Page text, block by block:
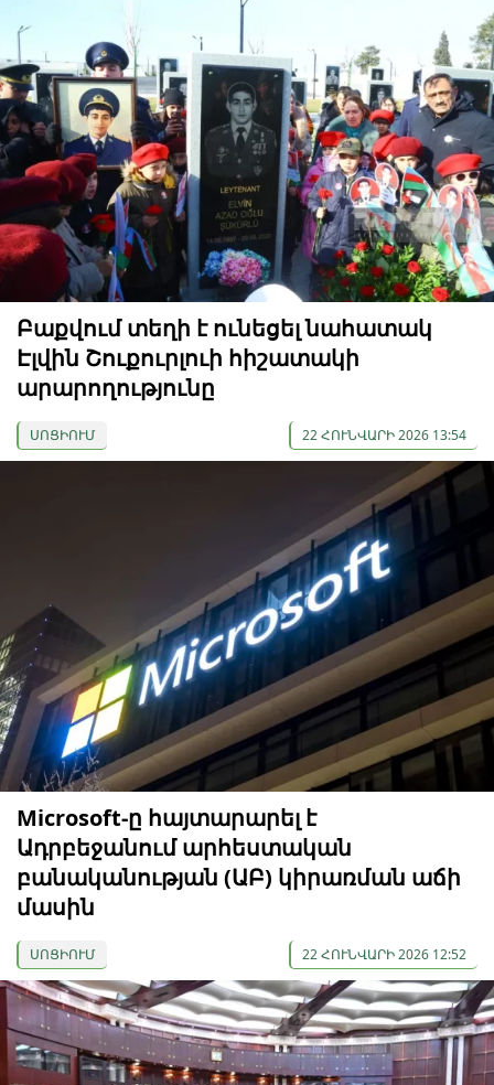
Բաքվում տեղի է ունեցել նահատակ
Էլվին Շուքուրլուի հիշատակի
արարողությունը
ՍՈՑԻՈՒՄ 22 ՀՈՒՆՎԱՐԻ 2026 13:54
Microsoft-ը հայտարարել է
Ադրբեջանում արհեստական
բանականության (ԱԲ) կիրառման աճի
մասին
ՍՈՑԻՈՒՄ 22 ՀՈՒՆՎԱՐԻ 2026 12:52